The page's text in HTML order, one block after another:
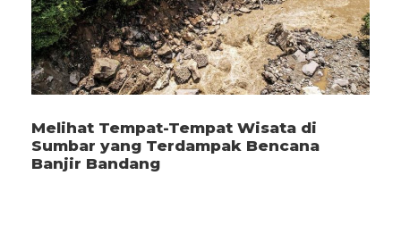
Melihat Tempat-Tempat Wisata di
Sumbar yang Terdampak Bencana
Banjir Bandang